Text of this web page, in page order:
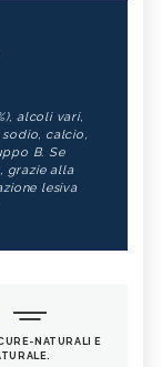
alcoli vari,
calcio,
B. Se
grazie alla
lesiva
NATURALI E